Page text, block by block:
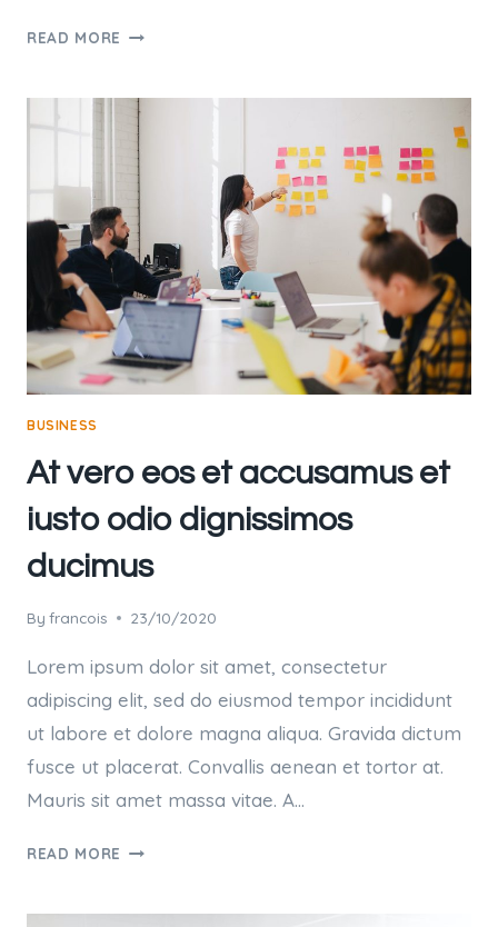
READ MORE
RERUM
FACILIS
EST
ET
EXPEDITA
DISTINCTIO
BUSINESS
At vero eos et accusamus et
iusto odio dignissimos
ducimus
By francois 23/10/2020
Lorem ipsum dolor sit amet, consectetur
adipiscing elit, sed do eiusmod tempor incididunt
ut labore et dolore magna aliqua. Gravida dictum
fusce ut placerat. Convallis aenean et tortor at.
Mauris sit amet massa vitae. A…
READ MORE